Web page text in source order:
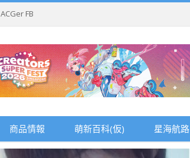
ACGer FB
商品情報 萌新百科(仮) 星海航路